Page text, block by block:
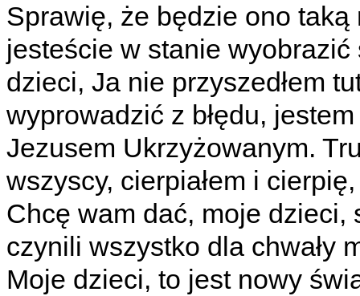
Sprawię, że będzie ono
jesteście w stanie
dzieci, Ja nie przyszedłem
wyprowadzić z błędu,
Jezusem Ukrzyżowanym.
wszyscy, cierpiałem i
Chcę wam dać, moje dzieci,
czynili wszystko dla chwały
Moje dzieci, to jest nowy